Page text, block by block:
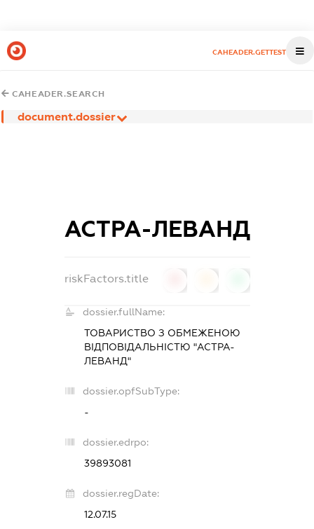
CAHEADER.GETTEST
CAHEADER.SEARCH
document.dossier
АСТРА-ЛЕВАНД
riskFactors.title
dossier.fullName:
ТОВАРИСТВО З ОБМЕЖЕНОЮ
ВІДПОВІДАЛЬНІСТЮ "АСТРА-
ЛЕВАНД"
dossier.opfSubType:
-
dossier.edrpo:
39893081
dossier.regDate:
12.07.15